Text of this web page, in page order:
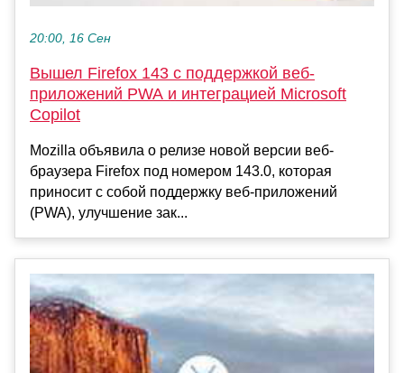
20:00, 16 Сен
Вышел Firefox 143 с поддержкой веб-
приложений PWA и интеграцией Microsoft
Copilot
Mozilla объявила о релизе новой версии веб-
браузера Firefox под номером 143.0, которая
приносит с собой поддержку веб-приложений
(PWA), улучшение зак...